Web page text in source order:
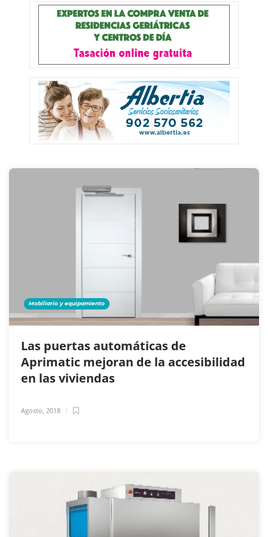
Mobiliario y equipamiento
Las puertas automáticas de
Aprimatic mejoran de la accesibilidad
en las viviendas
Agosto, 2018